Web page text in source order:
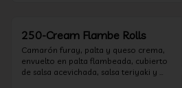
250-Cream Flambe Rolls
Camarón furay, palta y queso crema,
envuelto en palta flambeada, cubierto
de salsa acevichada, salsa teriyaki y